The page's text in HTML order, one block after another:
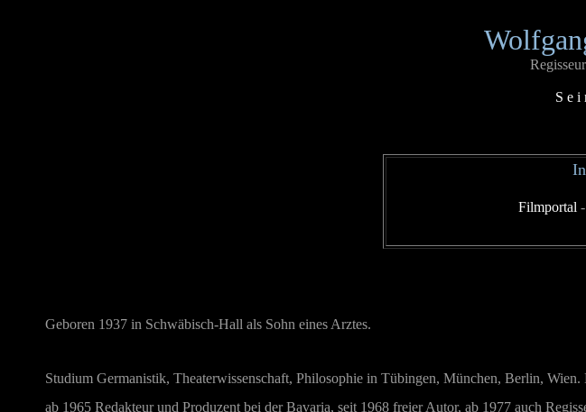
S e
Filmportal -
Geboren 1937 in Schwäbisch-Hall als Sohn eines Arztes.
Studium Germanistik, Theaterwissenschaft, Philosophie in Tübingen, München, Berlin,
ab 1965 Redakteur und Produzent bei der Bavaria, seit 1968 freier Autor, ab 1977 auch